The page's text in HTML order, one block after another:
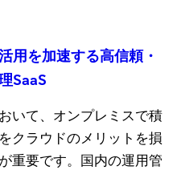
用を加速する高信頼・
SaaS
いて、オンプレミスで積
クラウドのメリットを損
重要です。国内の運用管